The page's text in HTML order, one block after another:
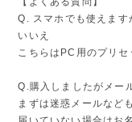
Q. スマホでも使えます
いいえ
こちらはPC用のプリセ
Q.購入しましたがメー
まずは迷惑メールなど